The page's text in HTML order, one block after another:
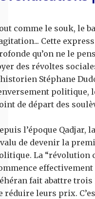
comme le souk, le
Cette
qu’on ne le
des révoltes
Stéphane
politique,
de départ des
l’époque Qadjar,
de devenir la
La “révolution
effectivement
fait abattre
réduire leurs prix.